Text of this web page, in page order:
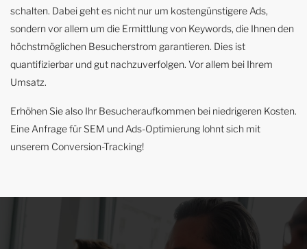
schalten. Dabei geht es nicht nur um kostengünstigere Ads,
sondern vor allem um die Ermittlung von Keywords, die Ihnen den
höchstmöglichen Besucherstrom garantieren. Dies ist
quantifizierbar und gut nachzuverfolgen. Vor allem bei Ihrem
Umsatz.
Erhöhen Sie also Ihr Besucheraufkommen bei niedrigeren Kosten.
Eine Anfrage für SEM und Ads-Optimierung lohnt sich mit
unserem Conversion-Tracking!